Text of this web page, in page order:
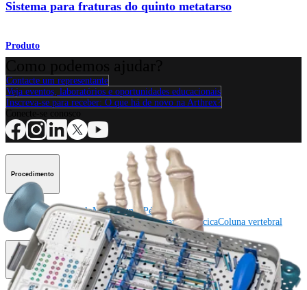
Sistema para fraturas do quinto metatarso
Produto
Contacte um representante
Veja eventos, laboratórios e oportunidades educacionais
Inscreva-se para receber: O que há de novo na Arthrex?
Procedimento
OmbroJoelhoCotoveloMão e punhoPé e
tornozeloQuadrilOrtobiológicosCirurgia cardiotorácicaColuna vertebral
Producto